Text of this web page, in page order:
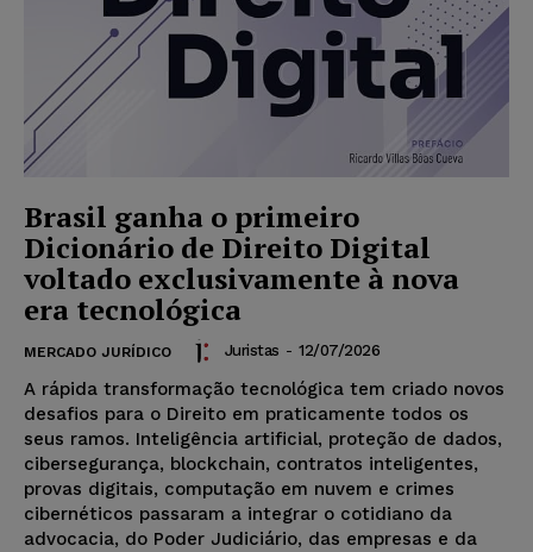
Brasil ganha o primeiro
Dicionário de Direito Digital
voltado exclusivamente à nova
era tecnológica
MERCADO JURÍDICO Juristas - 12/07/2026
A rápida transformação tecnológica tem criado novos
desafios para o Direito em praticamente todos os
seus ramos. Inteligência artificial, proteção de dados,
cibersegurança, blockchain, contratos inteligentes,
provas digitais, computação em nuvem e crimes
cibernéticos passaram a integrar o cotidiano da
advocacia, do Poder Judiciário, das empresas e da